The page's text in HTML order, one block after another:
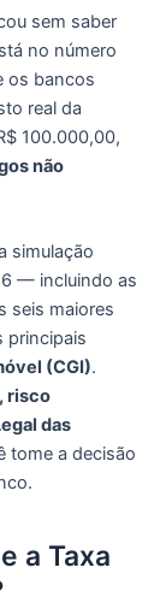
sem saber
no número
os bancos
real da
100.000,00,
não
simulação
— incluindo as
seis maiores
principais
(CGI).
risco
das
tome a decisão
a Taxa